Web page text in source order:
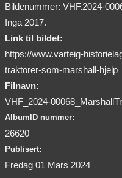
Bildenummer: VHF.2024-
Inga 2017.
Link til bildet:
https://www.varteig-
traktorer-som-marshall-hjelp
Filnavn:
VHF_2024-
AlbumID nummer:
26620
Publisert:
Fredag 01 Mars 2024